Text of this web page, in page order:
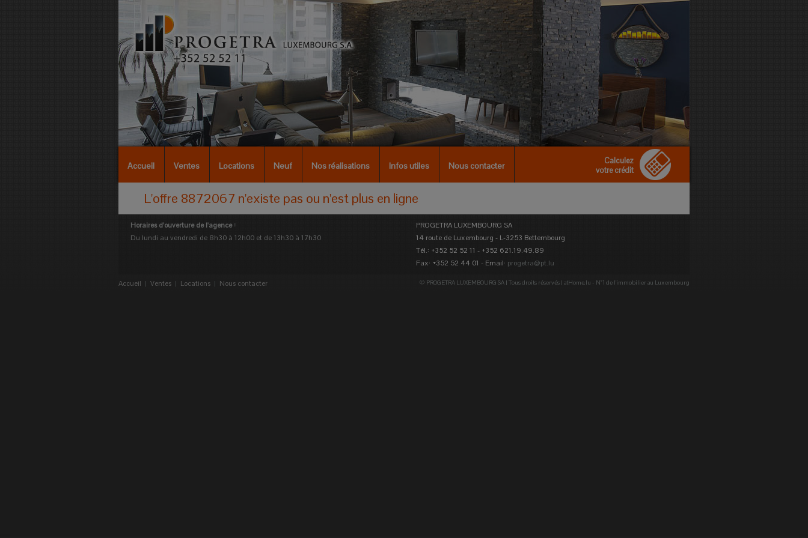
Accueil Ventes Locations Neuf Nos réalisations Infos utiles Nous contacter
Calculez
votre crédit
L'offre 8872067 n'existe pas ou n'est plus en ligne
Horaires d'ouverture de l'agence :
Du lundi au vendredi de 8h30 à 12h00 et de 13h30 à 17h30
PROGETRA LUXEMBOURG SA
14 route de Luxembourg - L-3253 Bettembourg
Tél.: +352 52 52 11 - +352 621.19.49.89
Fax: +352 52 44 01 - Email: progetra@pt.lu
Accueil | Ventes | Locations | Nous contacter © PROGETRA LUXEMBOURG SA | Tous droits réservés | atHome.lu - N°1 de l'immobilier au Luxembourg